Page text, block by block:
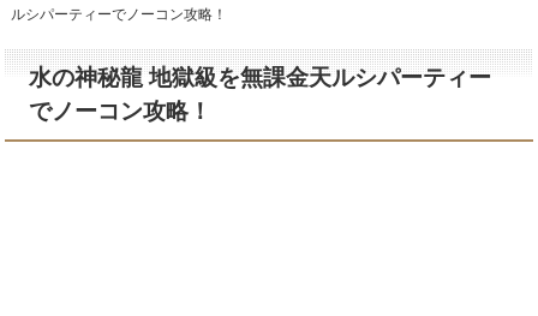
ルシパーティーでノーコン攻略！
水の神秘龍 地獄級を無課金天ルシパーティー
でノーコン攻略！